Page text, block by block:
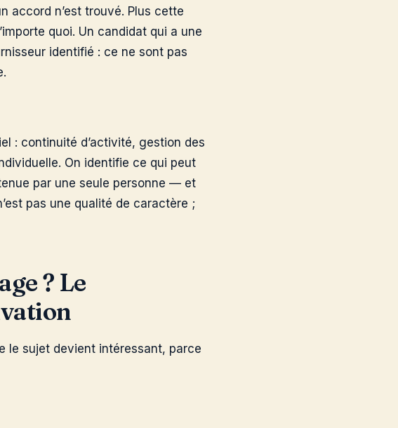
accord n’est trouvé. Plus cette
quoi. Un candidat qui a une
identifié : ce ne sont pas
: continuité d’activité, gestion des
On identifie ce qui peut
par une seule personne — et
pas une qualité de caractère ;
? Le
le sujet devient intéressant, parce